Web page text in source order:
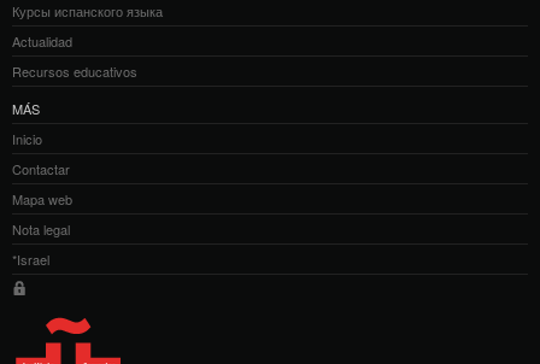
Курсы испанского языка
Actualidad
Recursos educativos
MÁS
Inicio
Contactar
Mapa web
Nota legal
*Israel